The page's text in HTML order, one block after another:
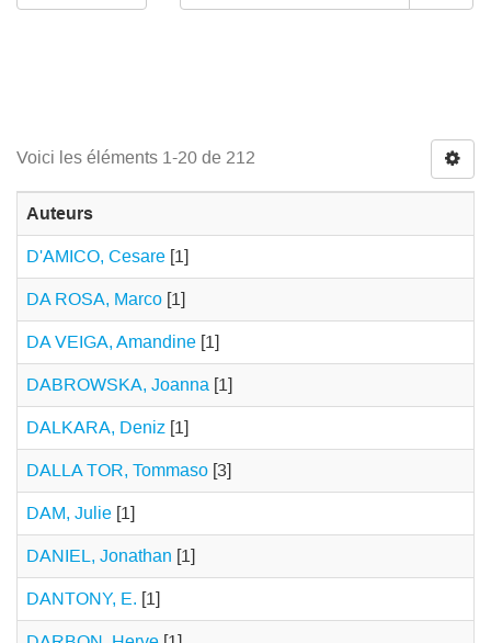
Voici les éléments 1-20 de 212
Auteurs
D'AMICO, Cesare [1]
DA ROSA, Marco [1]
DA VEIGA, Amandine [1]
DABROWSKA, Joanna [1]
DALKARA, Deniz [1]
DALLA TOR, Tommaso [3]
DAM, Julie [1]
DANIEL, Jonathan [1]
DANTONY, E. [1]